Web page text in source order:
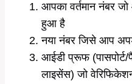
आपका वर्तमान नंबर
हुआ है
नया नंबर जिसे आप
आईडी प्रूफ (पासपोर्ट/
लाइसेंस) जो